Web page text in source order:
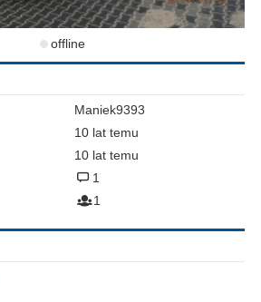
offline
Maniek9393
10 lat temu
10 lat temu
1
1